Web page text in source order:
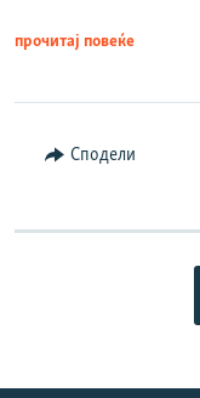
прочитај повеќе
Сподели